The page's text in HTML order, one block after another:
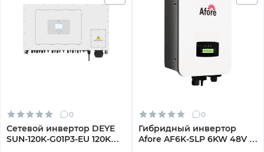
0
Сетевой инвертор DEYE
SUN-120K-G01P3-EU 120KW
0
Гибридный инвертор
Afore AF6K-SLP 6KW 48V 2